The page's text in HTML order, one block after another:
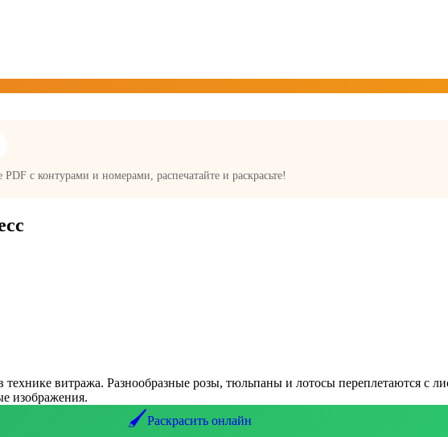
с контурами и номерами, распечатайте и раскрасьте!
технике витража. Разнообразные розы, тюльпаны и лотосы переплетаются с
изображения.
🖌️Раскрасить онлайн